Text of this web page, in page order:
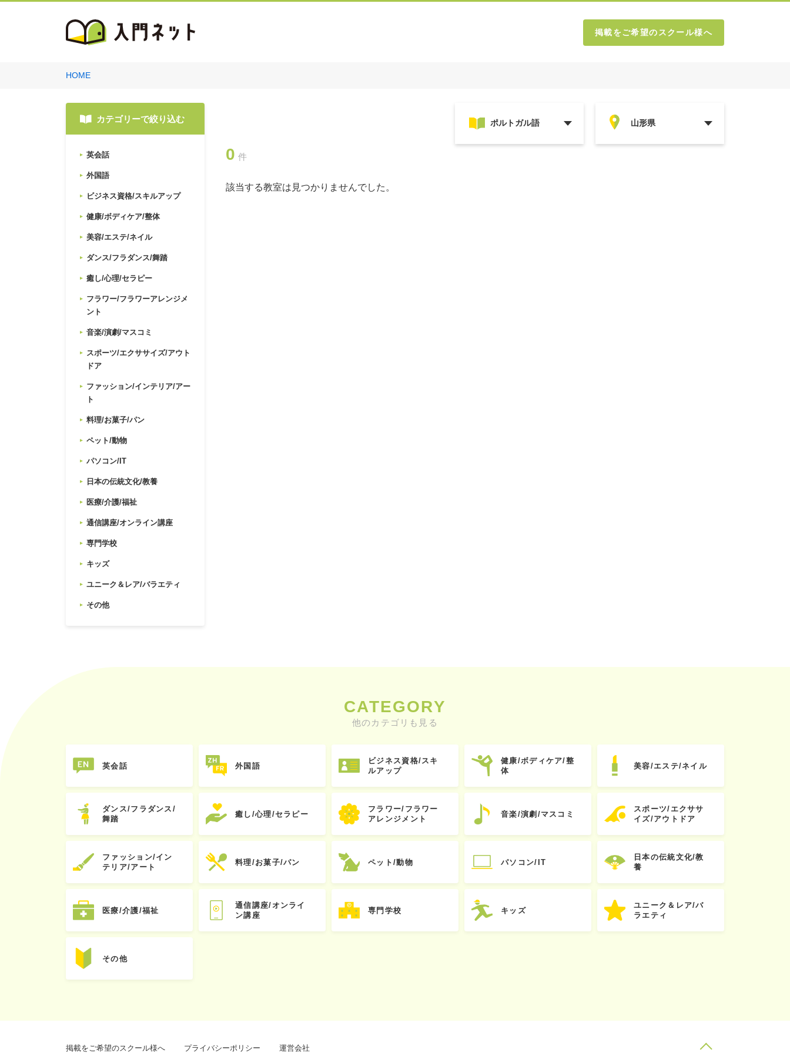
掲載をご希望のスクール様へ
HOME
カテゴリーで絞り込む
英会話
外国語
ビジネス資格/スキルアップ
健康/ボディケア/整体
美容/エステ/ネイル
ダンス/フラダンス/舞踏
癒し/心理/セラピー
フラワー/フラワーアレンジメ
ント
音楽/演劇/マスコミ
スポーツ/エクササイズ/アウト
ドア
ファッション/インテリア/アー
ト
料理/お菓子/パン
ペット/動物
パソコン/IT
日本の伝統文化/教養
医療/介護/福祉
通信講座/オンライン講座
専門学校
キッズ
ユニーク＆レア/バラエティ
その他
0 件
該当する教室は見つかりませんでした。
CATEGORY
他のカテゴリも見る
英会話 外国語
ビジネス資格/スキ
ルアップ
健康/ボディケア/整
体
美容/エステ/ネイル
ダンス/フラダンス/
舞踏
癒し/心理/セラピー
フラワー/フラワー
アレンジメント
音楽/演劇/マスコミ
スポーツ/エクササ
イズ/アウトドア
ファッション/イン
テリア/アート
料理/お菓子/パン ペット/動物 パソコン/IT
日本の伝統文化/教
養
医療/介護/福祉
通信講座/オンライ
ン講座
専門学校 キッズ
ユニーク＆レア/バ
ラエティ
その他
掲載をご希望のスクール様へ プライバシーポリシー 運営会社